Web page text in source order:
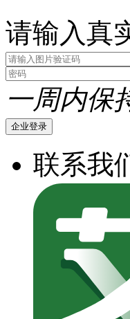
请输入真
一周内保
企业登录
联系我